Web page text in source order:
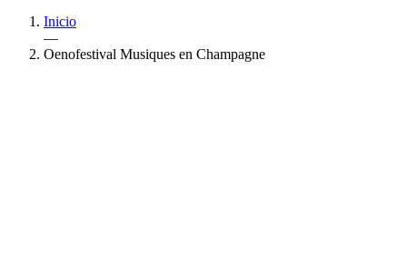
Inicio
—
Oenofestival Musiques en Champagne